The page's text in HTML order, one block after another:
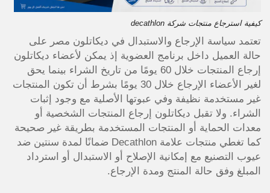
كيفية استرجاع منتجات شركة decathlon
تعتمد سياسة الإرجاع والاستبدال في ديكاتلون مصر على
حالة العميل داخل برنامج العضوية إذ يمكن لأعضاء ديكاتلون
إرجاع المنتجات خلال 60 يومًا من تاريخ الشراء بينما يحق
لغير الأعضاء الإرجاع خلال 30 يومًا بشرط أن تكون المنتجات
غير مستخدمة نظيفة وفي عبوتها الأصلية مع وجود إثبات
الشراء. ولا تقبل ديكاتلون إرجاع المنتجات الشخصية أو
معدات الحماية أو المنتجات المستخدمة بطريقة غير صحيحة
كما تغطي منتجات علامة Decathlon ضمانًا لمدة سنتين ضد
عيوب التصنيع مع إمكانية الإصلاح أو الاستبدال أو استرداد
المبلغ وفق حالة المنتج ومدة الإرجاع.